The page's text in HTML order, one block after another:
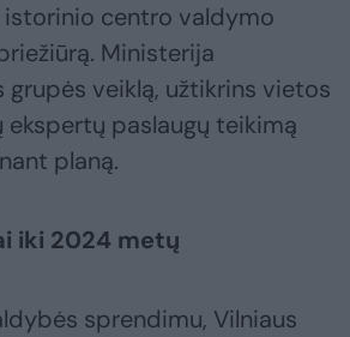
istorinio centro valdymo
Ministerija
grupės veiklą, užtikrins vietos
paslaugų teikimą
planą.
iki 2024 metų
sprendimu, Vilniaus